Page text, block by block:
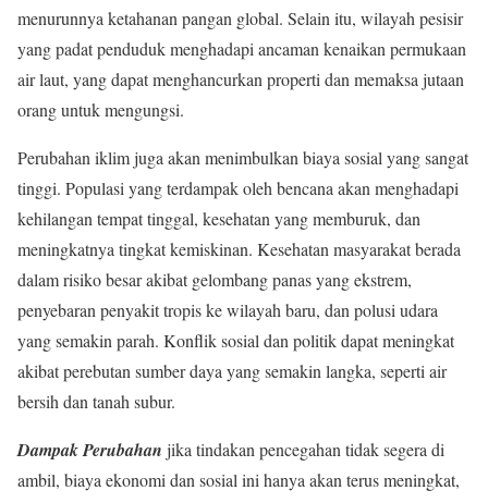
menurunnya ketahanan pangan global. Selain itu, wilayah pesisir
yang padat penduduk menghadapi ancaman kenaikan permukaan
air laut, yang dapat menghancurkan properti dan memaksa jutaan
orang untuk mengungsi.
Perubahan iklim juga akan menimbulkan biaya sosial yang sangat
tinggi. Populasi yang terdampak oleh bencana akan menghadapi
kehilangan tempat tinggal, kesehatan yang memburuk, dan
meningkatnya tingkat kemiskinan. Kesehatan masyarakat berada
dalam risiko besar akibat gelombang panas yang ekstrem,
penyebaran penyakit tropis ke wilayah baru, dan polusi udara
yang semakin parah. Konflik sosial dan politik dapat meningkat
akibat perebutan sumber daya yang semakin langka, seperti air
bersih dan tanah subur.
Dampak Perubahan jika tindakan pencegahan tidak segera di
ambil, biaya ekonomi dan sosial ini hanya akan terus meningkat,